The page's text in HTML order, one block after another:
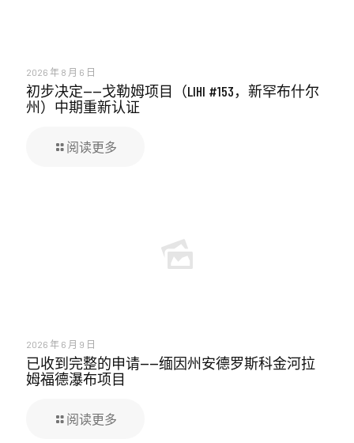
2026 年 8 月 6 日
初步决定——戈勒姆项目（LIHI #153，新罕布什尔
州）中期重新认证
阅读更多
2026 年 6 月 9 日
已收到完整的申请——缅因州安德罗斯科金河拉
姆福德瀑布项目
阅读更多